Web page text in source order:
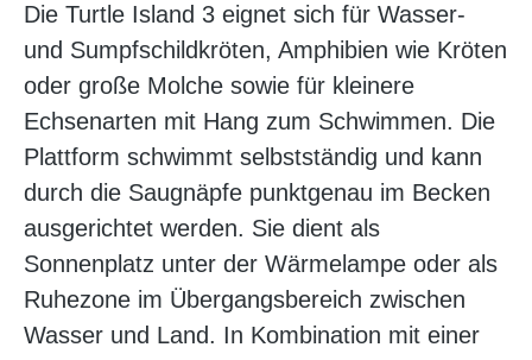
Die Turtle Island 3 eignet sich für Wasser-
und Sumpfschildkröten, Amphibien wie Kröten
oder große Molche sowie für kleinere
Echsenarten mit Hang zum Schwimmen. Die
Plattform schwimmt selbstständig und kann
durch die Saugnäpfe punktgenau im Becken
ausgerichtet werden. Sie dient als
Sonnenplatz unter der Wärmelampe oder als
Ruhezone im Übergangsbereich zwischen
Wasser und Land. In Kombination mit einer